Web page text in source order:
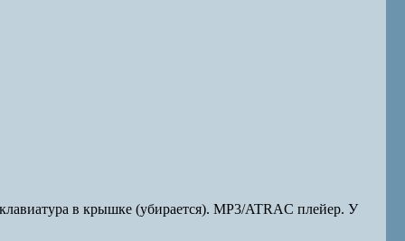
в крышке (убирается). MP3/ATRAC плейер. У